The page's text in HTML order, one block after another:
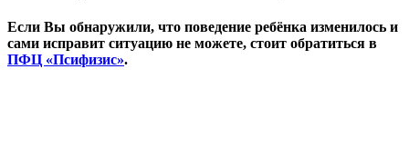
Если Вы обнаружили, что поведение ребёнка изменилось и
сами исправит ситуацию не можете, стоит обратиться в
ПФЦ «Псифизис».